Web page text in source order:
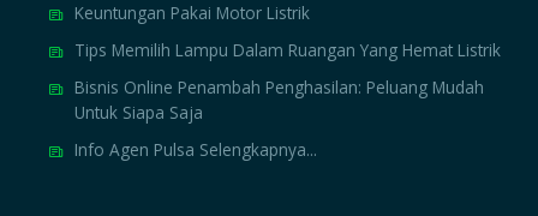
Keuntungan Pakai Motor Listrik
Tips Memilih Lampu Dalam Ruangan Yang Hemat Listrik
Bisnis Online Penambah Penghasilan: Peluang Mudah
Untuk Siapa Saja
Info Agen Pulsa Selengkapnya...